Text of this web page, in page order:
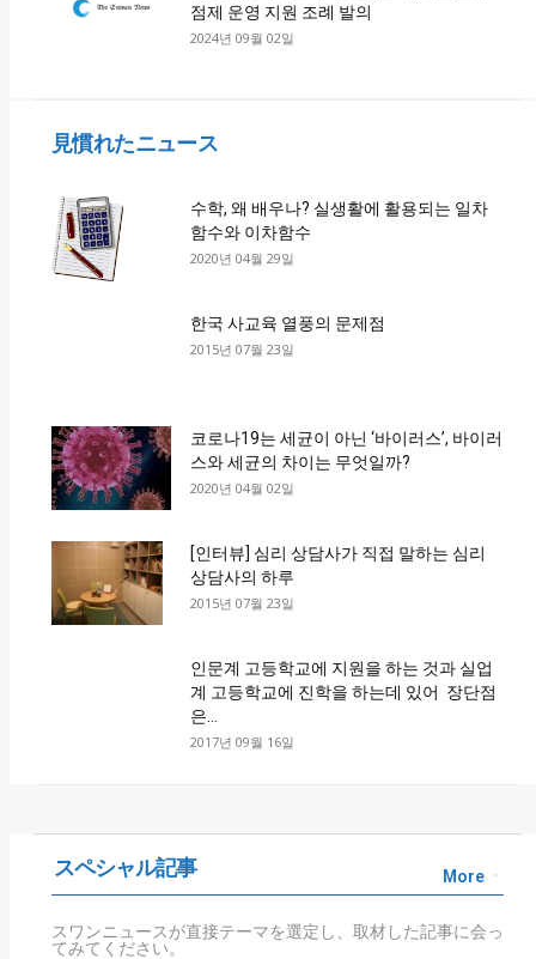
점제 운영 지원 조례 발의
2024년 09월 02일
見慣れたニュース
수학, 왜 배우나? 실생활에 활용되는 일차
함수와 이차함수
2020년 04월 29일
한국 사교육 열풍의 문제점
2015년 07월 23일
코로나19는 세균이 아닌 ‘바이러스’, 바이러
스와 세균의 차이는 무엇일까?
2020년 04월 02일
[인터뷰] 심리 상담사가 직접 말하는 심리
상담사의 하루
2015년 07월 23일
인문계 고등학교에 지원을 하는 것과 실업
계 고등학교에 진학을 하는데 있어 장단점
은...
2017년 09월 16일
スペシャル記事 More
スワンニュースが直接テーマを選定し、取材した記事に会っ
てみてください。